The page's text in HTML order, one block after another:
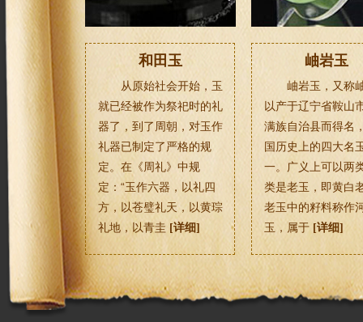
和田玉
从原始社会开始，玉
就已经被作为祭祀时的礼
器了，到了周朝，对玉作
礼器已制定了严格的规
定。在《周礼》中规
定：“玉作六器，以礼四
方，以苍璧礼天，以黄琮
礼地，以青圭 [详细]
岫岩玉
岫岩玉，又称
以产于辽宁省鞍山
满族自治县而得名
国历史上的四大名
一。广义上可以两
类是老玉，即黄白
老玉中的籽料称作
玉，属于 [详细]